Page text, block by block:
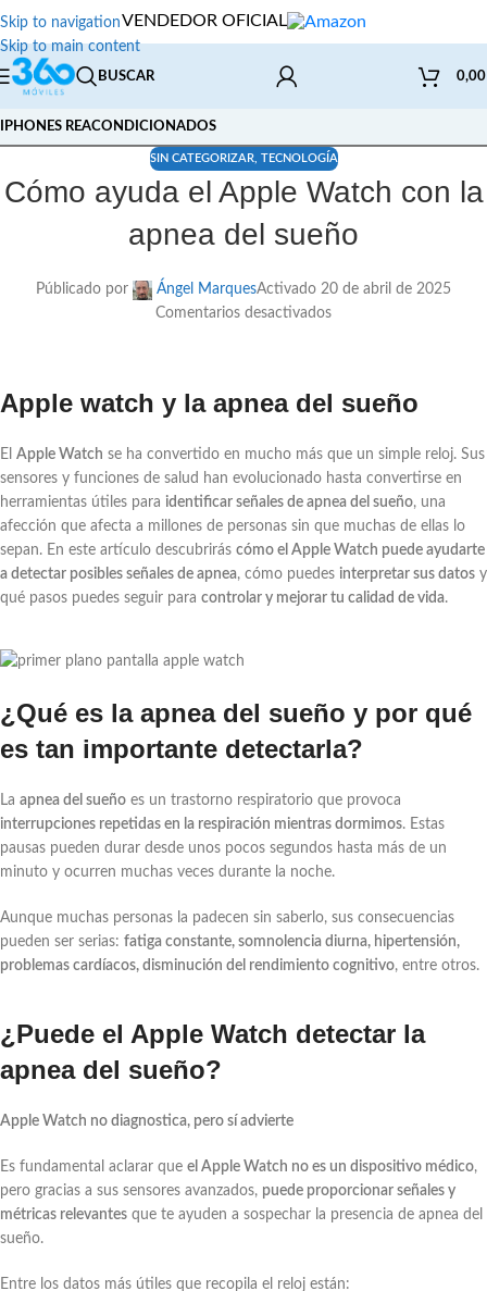
Skip to navigation
Skip to main content
VENDEDOR OFICIAL
BUSCAR
IPHONES REACONDICIONADOS
SIN CATEGORIZAR, TECNOLOGÍA
Cómo ayuda el Apple Watch con la
apnea del sueño
Públicado por Ángel MarquesActivado 20 de abril de 2025
Comentarios desactivados
Apple watch y la apnea del sueño
El Apple Watch se ha convertido en mucho más que un simple reloj. Sus
sensores y funciones de salud han evolucionado hasta convertirse en
herramientas útiles para identificar señales de apnea del sueño, una
afección que afecta a millones de personas sin que muchas de ellas lo
sepan. En este artículo descubrirás cómo el Apple Watch puede ayudarte
a detectar posibles señales de apnea, cómo puedes interpretar sus datos y
qué pasos puedes seguir para controlar y mejorar tu calidad de vida.
¿Qué es la apnea del sueño y por qué
es tan importante detectarla?
La apnea del sueño es un trastorno respiratorio que provoca
interrupciones repetidas en la respiración mientras dormimos. Estas
pausas pueden durar desde unos pocos segundos hasta más de un
minuto y ocurren muchas veces durante la noche.
Aunque muchas personas la padecen sin saberlo, sus consecuencias
pueden ser serias: fatiga constante, somnolencia diurna, hipertensión,
problemas cardíacos, disminución del rendimiento cognitivo, entre otros.
¿Puede el Apple Watch detectar la
apnea del sueño?
Apple Watch no diagnostica, pero sí advierte
Es fundamental aclarar que el Apple Watch no es un dispositivo médico,
pero gracias a sus sensores avanzados, puede proporcionar señales y
métricas relevantes que te ayuden a sospechar la presencia de apnea del
sueño.
Entre los datos más útiles que recopila el reloj están: